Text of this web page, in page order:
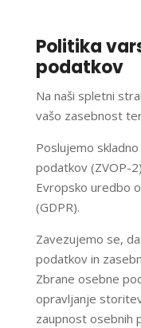
Politika
podatkov
Na naši spletni
vašo zasebnost
Poslujemo
podatkov (ZVOP-
Evropsko uredbo
(GDPR).
Zavezujemo se,
podatkov in
Zbrane osebne
opravljanje
zaupnost osebnih